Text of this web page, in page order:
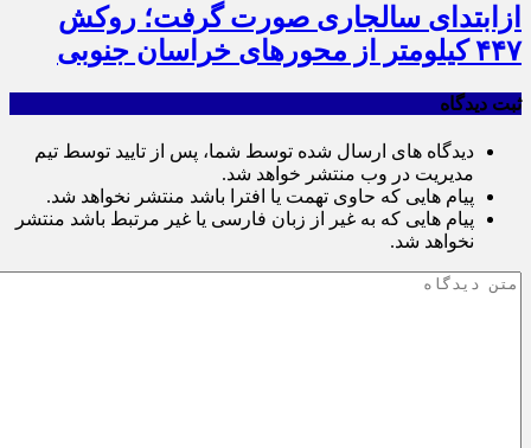
ازابتدای سالجاری صورت گرفت؛ روکش
۴۴۷ کیلومتر از محورهای خراسان جنوبی
ثبت دیدگاه
دیدگاه های ارسال شده توسط شما، پس از تایید توسط تیم
مدیریت در وب منتشر خواهد شد.
پیام هایی که حاوی تهمت یا افترا باشد منتشر نخواهد شد.
پیام هایی که به غیر از زبان فارسی یا غیر مرتبط باشد منتشر
نخواهد شد.